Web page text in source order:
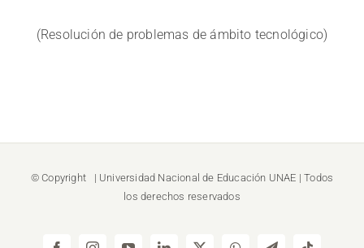
(Resolución de problemas de ámbito tecnológico)
© Copyright | Universidad Nacional de Educación UNAE | Todos
los derechos reservados